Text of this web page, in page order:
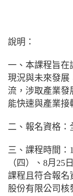
說明：
一、本課程旨在
現況與未來發展
流，涉取產業發
能快速與產業接
二、報名資格：
三、課程時間：
（四）、8月25
課程且符合報名
股份有限公司核